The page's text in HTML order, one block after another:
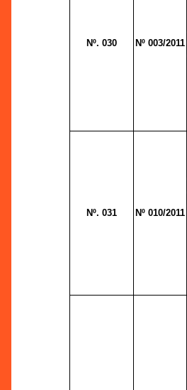
Nº. 030 Nº 003/2011
Nº. 031 Nº 010/2011